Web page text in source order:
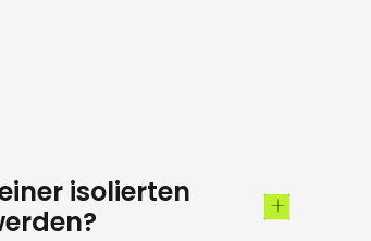
isolierten